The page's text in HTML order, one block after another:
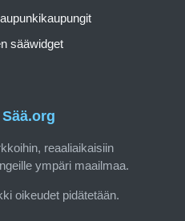
reaaliaikaisiin
ympäri maailmaa.
oikeudet pidätetään.
sääwidget